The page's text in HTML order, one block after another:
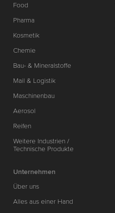
Food
Pharma
Kosmetik
Chemie
Bau- & Mineralstoffe
Mail & Logistik
Maschinenbau
Aerosol
Reifen
Weitere Industrien /
Technische Produkte
Unternehmen
Über uns
Alles aus einer Hand